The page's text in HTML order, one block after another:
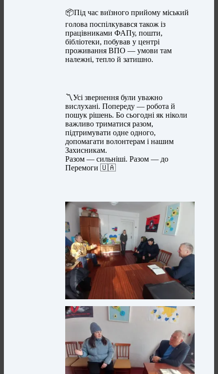
📦Під час виїзного прийому міський
голова поспілкувався також із
працівниками ФАПу, пошти,
бібліотеки, побував у центрі
проживання ВПО — умови там
належні, тепло й затишно.
〽️Усі звернення були уважно
вислухані. Попереду — робота й
пошук рішень. Бо сьогодні як ніколи
важливо триматися разом,
підтримувати одне одного,
допомагати волонтерам і нашим
Захисникам.
Разом — сильніші. Разом — до
Перемоги 🇺🇦